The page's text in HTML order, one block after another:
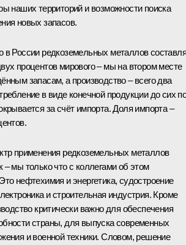
наших территорий и возможности поиска
новых запасов.
в России редкоземельных металлов
процентов мирового – мы на втором месте
запасам, а производство – всего два
в виде конечной продукции до сих
за счёт импорта. Доля импорта –
применения редкоземельных металлов
– мы только что с коллегами об этом
нефтехимия и энергетика, судостроение
и строительная индустрия. Кроме
критически важно для обеспечения
страны, для выпуска современных
и военной техники. Словом, решение